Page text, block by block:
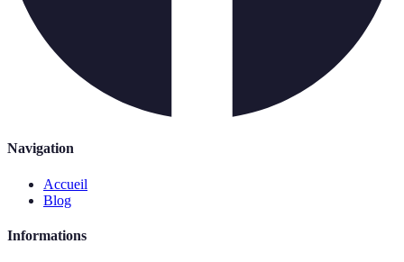
Navigation
Accueil
Blog
Informations